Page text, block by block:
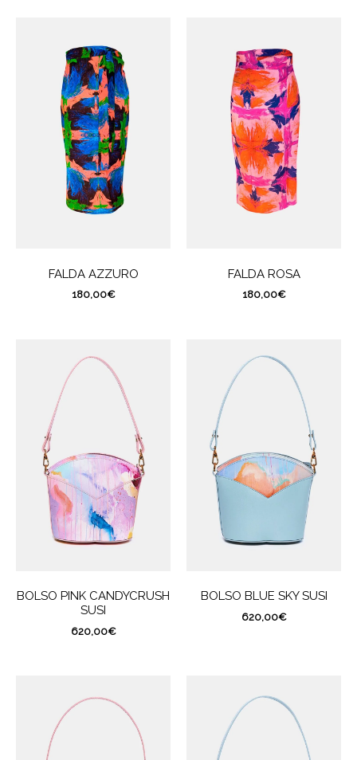
FALDA AZZURO
180,00€
FALDA ROSA
180,00€
BOLSO PINK CANDYCRUSH
SUSI
620,00€
BOLSO BLUE SKY SUSI
620,00€